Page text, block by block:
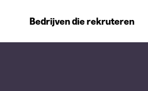
Bedrijven die rekruteren